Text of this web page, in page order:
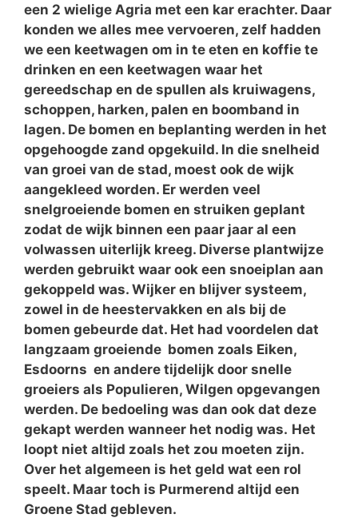
een 2 wielige Agria met een kar erachter. Daar
konden we alles mee vervoeren, zelf hadden
we een keetwagen om in te eten en koffie te
drinken en een keetwagen waar het
gereedschap en de spullen als kruiwagens,
schoppen, harken, palen en boomband in
lagen. De bomen en beplanting werden in het
opgehoogde zand opgekuild. In die snelheid
van groei van de stad, moest ook de wijk
aangekleed worden. Er werden veel
snelgroeiende bomen en struiken geplant
zodat de wijk binnen een paar jaar al een
volwassen uiterlijk kreeg. Diverse plantwijze
werden gebruikt waar ook een snoeiplan aan
gekoppeld was. Wijker en blijver systeem,
zowel in de heestervakken en als bij de
bomen gebeurde dat. Het had voordelen dat
langzaam groeiende bomen zoals Eiken,
Esdoorns en andere tijdelijk door snelle
groeiers als Populieren, Wilgen opgevangen
werden. De bedoeling was dan ook dat deze
gekapt werden wanneer het nodig was. Het
loopt niet altijd zoals het zou moeten zijn.
Over het algemeen is het geld wat een rol
speelt. Maar toch is Purmerend altijd een
Groene Stad gebleven.